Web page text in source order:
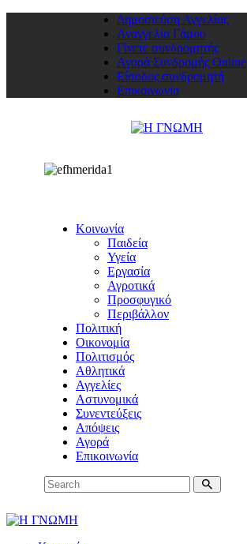
Δημοσιεύση Αγγελίας
Αναγγελία Γάμου
Γίνετε συνδρομητής
Αγορά Συνδρομής Online
Είσοδος συνδρομητή
Επικοινωνία
Κοινωνία
Παιδεία
Υγεία
Εργασία
Αγροτικά
Προσφυγικό
Περιβάλλον
Πολιτική
Οικονομία
Πολιτισμός
Αθλητικά
Αγγελίες
Αστυνομικά
Συνεντεύξεις
Απόψεις
Αγορά
Επικοινωνία